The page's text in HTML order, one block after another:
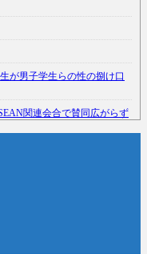
が男子学生らの性の捌け口
関連会合で賛同広がらず